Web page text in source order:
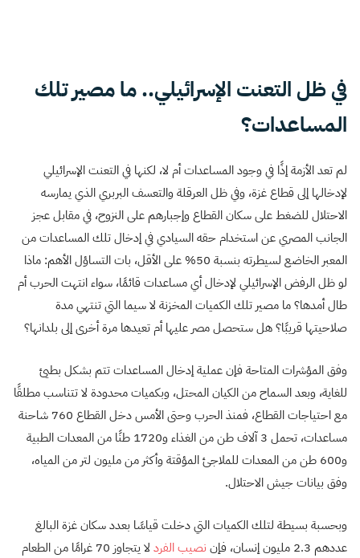
في ظل التعنت الإسرائيلي.. ما مصير تلك
المساعدات؟
لم تعد الأزمة إذًا في وجود المساعدات أم لا، لكنها في التعنت الإسرائيلي
لإدخالها إلى قطاع غزة، وفي ظل العرقلة والتعسف البربري الذي يمارسه
الاحتلال للضغط على سكان القطاع وإجبارهم على النزوح، في مقابل عجز
الجانب المصري عن استخدام حقه السيادي في إدخال تلك المساعدات من
المعبر الخاضع لسيطرته بنسبة 50% على الأقل، بات التساؤل الأهم: ماذا
لو ظل الرفض الإسرائيلي لإدخال أي مساعدات قائمًا، سواء انتهت الحرب أم
طال أمدها؟ ما مصير تلك الكميات المخزنة لا سيما التي تنتهي مدة
صلاحيتها قريبًا؟ هل ستحصل مصر عليها أم تعيدها مرة أخرى إلى بلدانها؟
وفق المؤشرات المتاحة فإن عملية إدخال المساعدات تتم بشكل بطيئ
للغاية، وبعد السماح من الكيان المحتل، وبكميات محدودة لا تتناسب مطلقًا
مع احتياجات القطاع، فمنذ الحرب وحتى الأمس دخل القطاع 760 شاحنة
مساعدات، تحمل 3 آلاف طن من الغذاء و1720 طنًا من المعدات الطبية
و600 طن من المعدات للملاجئ المؤقتة وأكثر من مليون لتر من المياه،
وفق بيانات جيش الاحتلال.
وبحسبة بسيطة لتلك الكميات التي دخلت قياسًا بعدد سكان غزة البالغ
عددهم 2.3 مليون إنسان، فإن
نصيب الفرد
لا يتجاوز 70 غرامًا من الطعام